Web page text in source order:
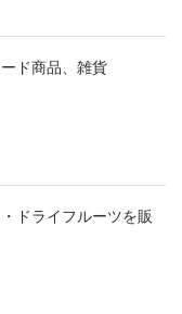
ド商品、雑貨
ドライフルーツを販